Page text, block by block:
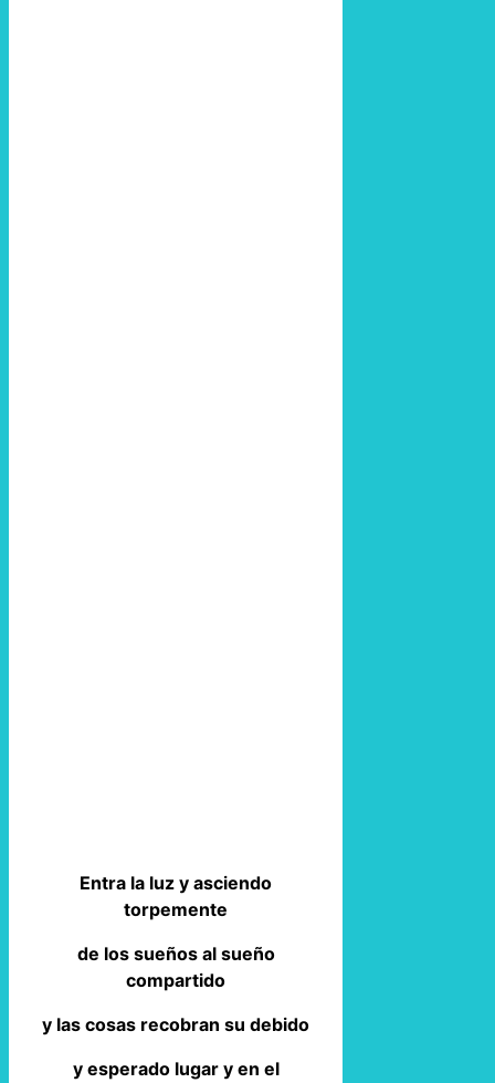
Entra la luz y asciendo
torpemente
de los sueños al sueño
compartido
y las cosas recobran su debido
y esperado lugar y en el